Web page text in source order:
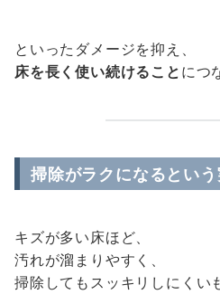
といったダメージを抑え、
床を長く使い続けること につ
掃除がラクになるとい
キズが多い床ほど、
汚れが溜まりやすく、
掃除してもスッキリしにくい